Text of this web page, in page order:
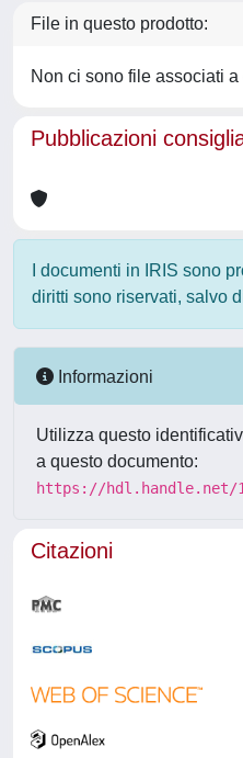
File in questo prodotto:
Non ci sono file associati
Pubblicazioni
I documenti in IRIS sono
diritti sono riservati, salvo
Informazioni
Utilizza questo
a questo documento:
https://hdl.handle.net/
Citazioni